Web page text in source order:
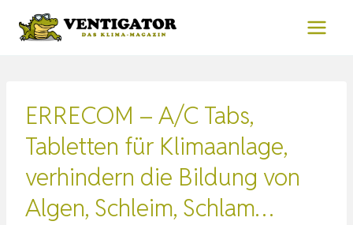
Inhalt
ERRECOM – A/C Tabs,
Tabletten für Klimaanlage,
verhindern die Bildung von
Algen, Schleim, Schlam…